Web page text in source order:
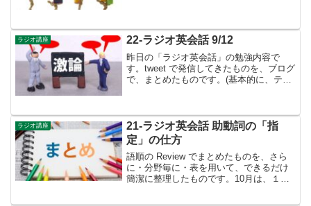
の辞令とミーティングの依頼▶︎ラジオビ
ジネ...
ラジオ講座 22-ラジオ英会話 9/12
昨日の「ラジオ英会話」の勉強内容で
す。tweet で発信してきたものを、ブログ
で、まとめたものです。(基本的に、テキ
Lesson 1...
ラジオ講座
21-ラジオ英会話 助動詞の「指
定」の仕方
語順の Review でまとめたものを、さら
に・分野毎に・表を用いて、できるだけ
簡潔に整理したものです。10月は、１ヶ